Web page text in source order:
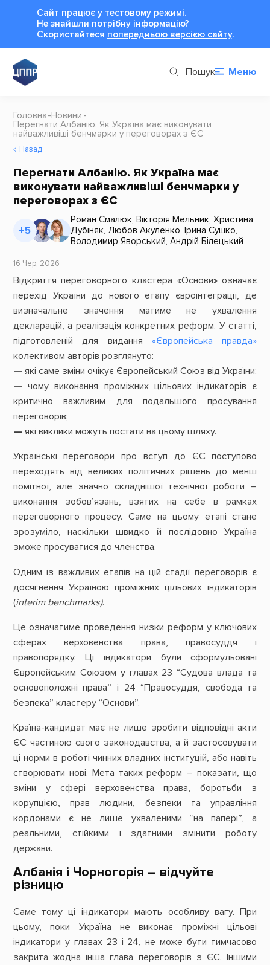
Сайт працює у тестовому режимі.
Не знайшли потрібну інформацію?
Cкористайтеся попередньою версією сайту.
Пошук Меню
Головна Новини
Перегнати Албанію. Як Україна має виконувати
найважливіші бенчмарки у переговорах з ЄС
Назад
Перегнати Албанію. Як Україна має
виконувати найважливіші бенчмарки у
переговорах з ЄС
+5
Роман Смалюк, Вікторія Мельник, Христина
Дубіняк, Любов Акуленко, Ірина Сушко,
Володимир Яворський, Андрій Білецький
16 Чер, 2026
Відкриття переговорного кластера «Основи» означає
перехід України до нового етапу євроінтеграції, де
визначальне значення матиме не ухвалення
декларацій, а реалізація конкретних реформ. У статті,
підготовленій для видання «Європейська правда»
колективом авторів розглянуто:
— які саме зміни очікує Європейський Союз від України;
— чому виконання проміжних цільових індикаторів є
критично важливим для подальшого просування
переговорів;
— які виклики можуть постати на цьому шляху.
Українські переговори про вступ до ЄС поступово
переходять від великих політичних рішень до менш
помітної, але значно складнішої технічної роботи –
виконання зобов’язань, взятих на себе в рамках
переговорного процесу. Саме на цьому етапі стане
зрозуміло, наскільки швидко й послідовно Україна
зможе просуватися до членства.
Одним із важливих етапів на цій стадії переговорів є
досягнення Україною проміжних цільових індикаторів
(interim benchmarks).
Це означатиме проведення низки реформ у ключових
сферах верховенства права, правосуддя і
правопорядку. Ці індикатори були сформульовані
Європейським Союзом у главах 23 “Судова влада та
основоположні права” і 24 “Правосуддя, свобода та
безпека” кластеру “Основи”.
Країна-кандидат має не лише зробити відповідні акти
ЄС частиною свого законодавства, а й застосовувати
ці норми в роботі чинних владних інституцій, або навіть
створювати нові. Мета таких реформ – показати, що
зміни у сфері верховенства права, боротьби з
корупцією, прав людини, безпеки та управління
кордонами є не лише ухваленими “на папері”, а
реальними, стійкими і здатними змінити роботу
держави.
Албанія і Чорногорія – відчуйте
різницю
Саме тому ці індикатори мають особливу вагу. При
цьому, поки Україна не виконає проміжні цільові
індикатори у главах 23 і 24, не може бути тимчасово
закрита жодна інша глава переговорів з ЄС. Іншими